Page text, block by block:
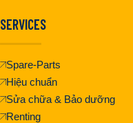
SERVICES
Spare-Parts
Hiệu chuẩn
Sửa chữa & Bảo dưỡng
Renting